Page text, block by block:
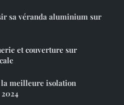
sa véranda aluminium sur
et couverture sur
la meilleure isolation